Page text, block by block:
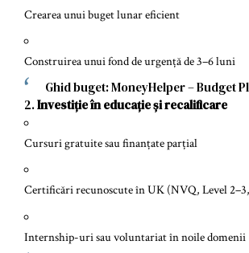
Crearea unui buget lunar eficient
Construirea unui fond de urgență de 3–6 luni
Ghid buget:MoneyHelper – Budget
2.Investiție în educație și recalificare
Cursuri gratuite sau finanțate parțial
Certificări recunoscute în UK (NVQ, Level
Internship-uri sau voluntariat în noile domenii